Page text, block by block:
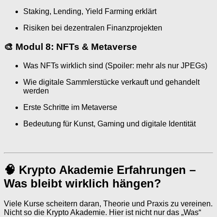
Staking, Lending, Yield Farming erklärt
Risiken bei dezentralen Finanzprojekten
🎨 Modul 8: NFTs & Metaverse
Was NFTs wirklich sind (Spoiler: mehr als nur JPEGs)
Wie digitale Sammlerstücke verkauft und gehandelt
werden
Erste Schritte im Metaverse
Bedeutung für Kunst, Gaming und digitale Identität
🧠 Krypto Akademie Erfahrungen –
Was bleibt wirklich hängen?
Viele Kurse scheitern daran, Theorie und Praxis zu vereinen.
Nicht so die Krypto Akademie. Hier ist nicht nur das „Was“